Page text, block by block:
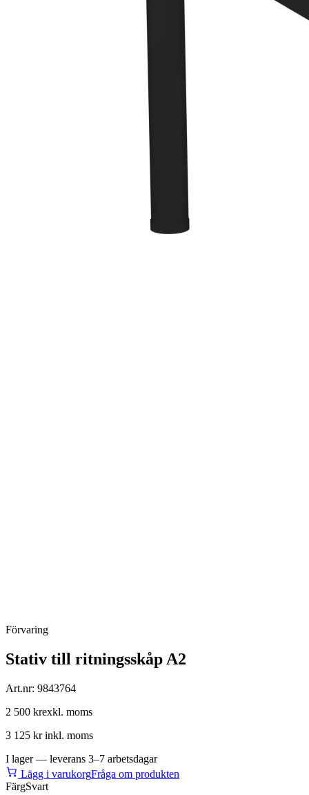
Förvaring
Stativ till ritningsskåp A2
Art.nr: 9843764
2 500 krexkl. moms
3 125 krinkl. moms
I lager — leverans 3–7 arbetsdagar
Lägg i varukorgFråga om produkten
FärgSvart